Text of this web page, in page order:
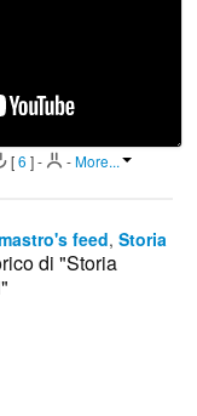
[6 ]- -More...
feed, Storia
di "Storia